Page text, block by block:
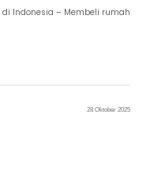
Indonesia – Membeli rumah
28 Oktober 2025